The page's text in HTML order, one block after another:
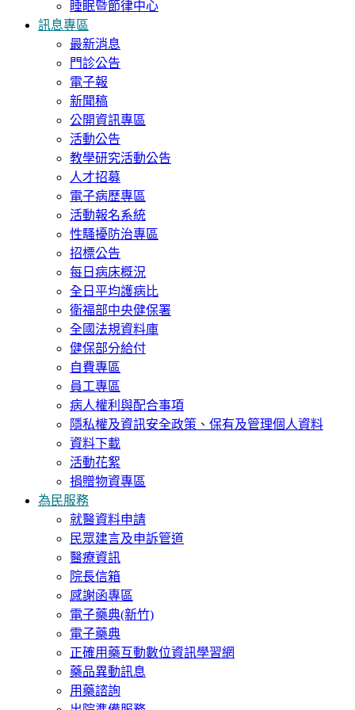
睡眠暨節律中心
訊息專區
最新消息
門診公告
電子報
新聞稿
公開資訊專區
活動公告
教學研究活動公告
人才招募
電子病歷專區
活動報名系統
性騷擾防治專區
招標公告
每日病床概況
全日平均護病比
衛福部中央健保署
全國法規資料庫
健保部分給付
自費專區
員工專區
病人權利與配合事項
隱私權及資訊安全政策、保有及管理個人資料
資料下載
活動花絮
捐贈物資專區
為民服務
就醫資料申請
民眾建言及申訴管道
醫療資訊
院長信箱
感謝函專區
電子藥典(新竹)
電子藥典
正確用藥互動數位資訊學習網
藥品異動訊息
用藥諮詢